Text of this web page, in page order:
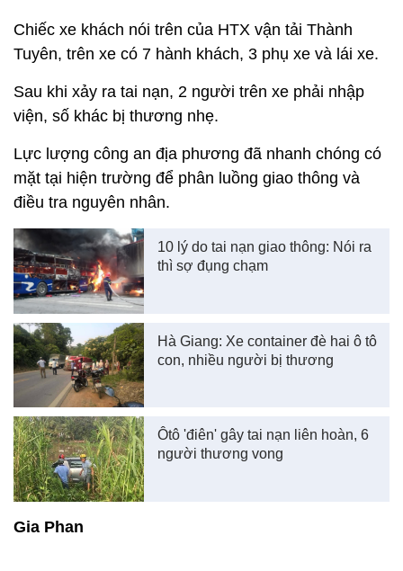
Chiếc xe khách nói trên của HTX vận tải Thành
Tuyên, trên xe có 7 hành khách, 3 phụ xe và lái xe.
Sau khi xảy ra tai nạn, 2 người trên xe phải nhập
viện, số khác bị thương nhẹ.
Lực lượng công an địa phương đã nhanh chóng có
mặt tại hiện trường để phân luồng giao thông và
điều tra nguyên nhân.
10 lý do tai nạn giao thông: Nói ra
thì sợ đụng chạm
Hà Giang: Xe container đè hai ô tô
con, nhiều người bị thương
Ôtô 'điên' gây tai nạn liên hoàn, 6
người thương vong
Gia Phan